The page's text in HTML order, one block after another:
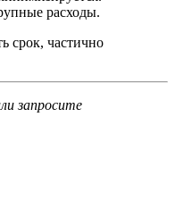
расходы.
срок, частично
запросите